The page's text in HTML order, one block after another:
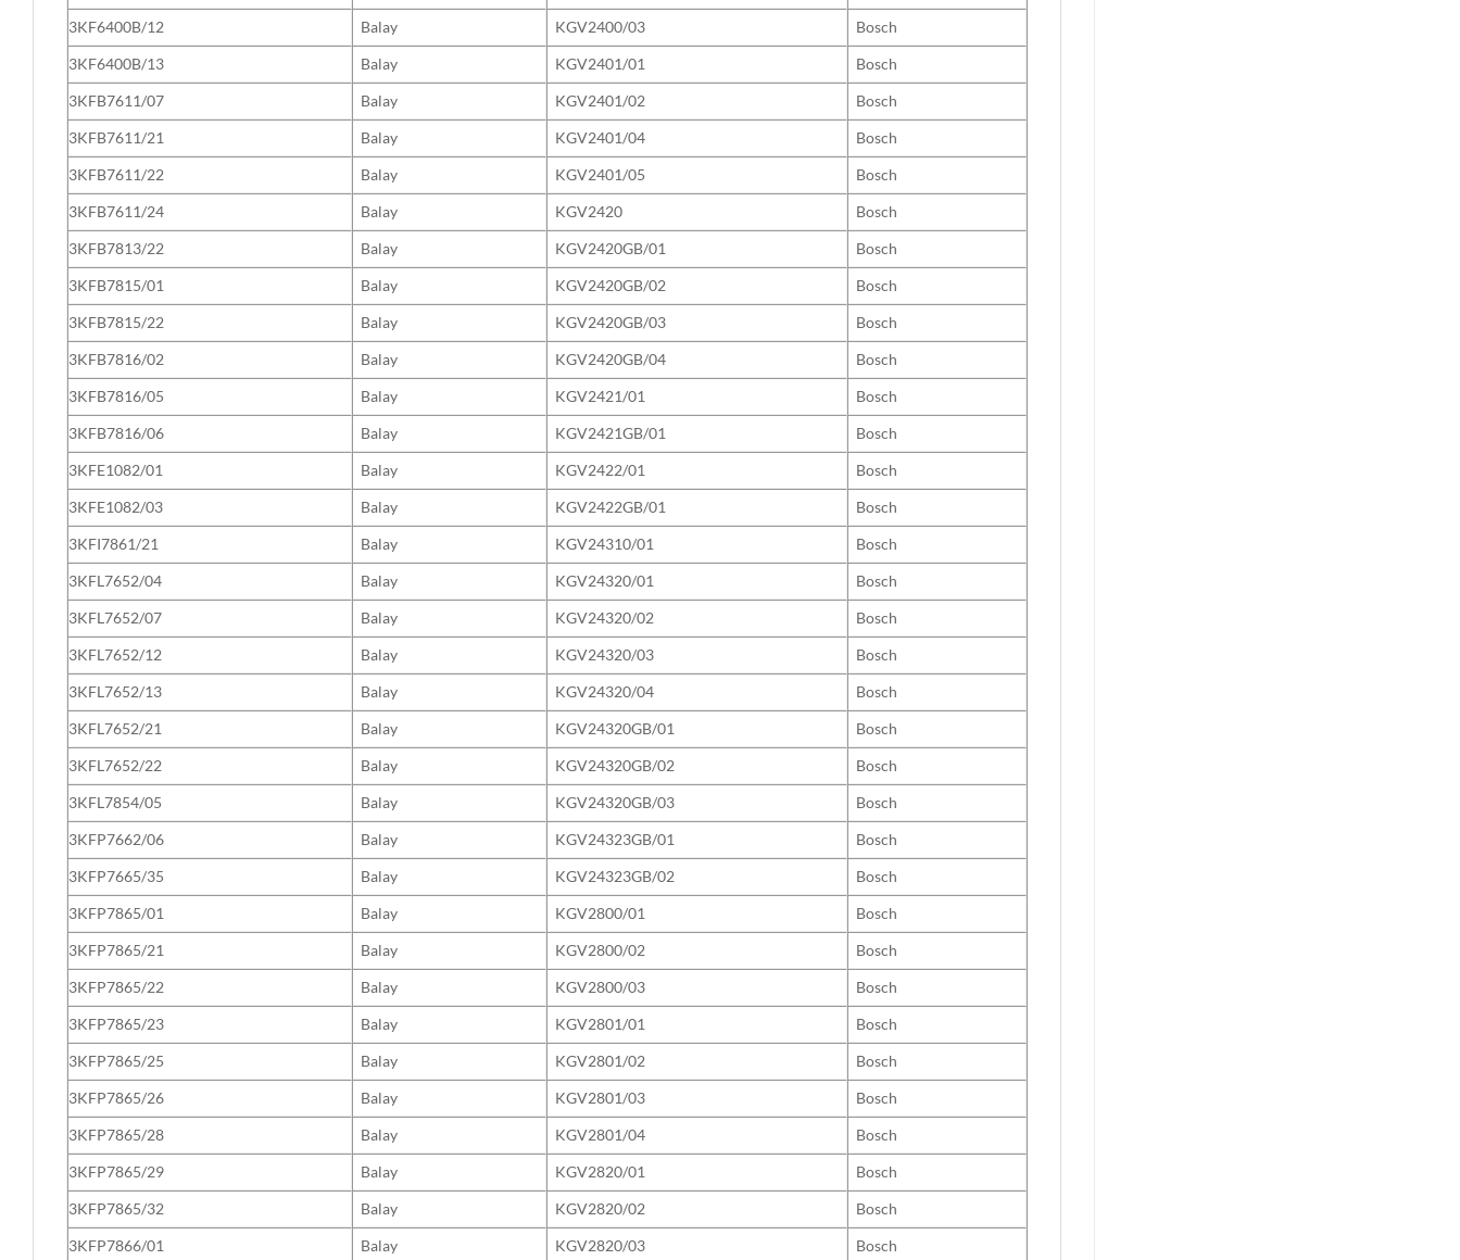
3KF6400B/12
Balay KGV2400/03
Bosch
3KF6400B/13
Balay KGV2401/01
Bosch
3KFB7611/07
Balay KGV2401/02
Bosch
3KFB7611/21
Balay KGV2401/04
Bosch
3KFB7611/22
Balay KGV2401/05
Bosch
3KFB7611/24
Balay KGV2420
Bosch
3KFB7813/22
Balay KGV2420GB/01
Bosch
3KFB7815/01
Balay KGV2420GB/02
Bosch
3KFB7815/22
Balay KGV2420GB/03
Bosch
3KFB7816/02
Balay KGV2420GB/04
Bosch
3KFB7816/05
Balay KGV2421/01
Bosch
3KFB7816/06
Balay KGV2421GB/01
Bosch
3KFE1082/01
Balay KGV2422/01
Bosch
3KFE1082/03
Balay KGV2422GB/01
Bosch
3KFI7861/21
Balay KGV24310/01
Bosch
3KFL7652/04
Balay KGV24320/01
Bosch
3KFL7652/07
Balay KGV24320/02
Bosch
3KFL7652/12
Balay KGV24320/03
Bosch
3KFL7652/13
Balay KGV24320/04
Bosch
3KFL7652/21
Balay KGV24320GB/01
Bosch
3KFL7652/22
Balay KGV24320GB/02
Bosch
3KFL7854/05
Balay KGV24320GB/03
Bosch
3KFP7662/06
Balay KGV24323GB/01
Bosch
3KFP7665/35
Balay KGV24323GB/02
Bosch
3KFP7865/01
Balay KGV2800/01
Bosch
3KFP7865/21
Balay KGV2800/02
Bosch
3KFP7865/22
Balay KGV2800/03
Bosch
3KFP7865/23
Balay KGV2801/01
Bosch
3KFP7865/25
Balay KGV2801/02
Bosch
3KFP7865/26
Balay KGV2801/03
Bosch
3KFP7865/28
Balay KGV2801/04
Bosch
3KFP7865/29
Balay KGV2820/01
Bosch
3KFP7865/32
Balay KGV2820/02
Bosch
3KFP7866/01
Balay KGV2820/03 Bosch